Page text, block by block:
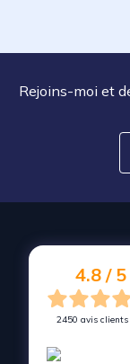
Rejoins-moi et
4.8 / 5
2450 avis